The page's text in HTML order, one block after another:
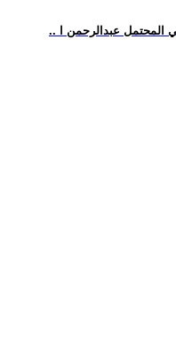
المحتمل عبدالرحمن ا